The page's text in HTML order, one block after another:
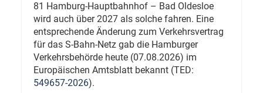
81 Hamburg-Hauptbahnhof – Bad Oldesloe
wird auch über 2027 als solche fahren. Eine
entsprechende Änderung zum Verkehrsvertrag
für das S-Bahn-Netz gab die Hamburger
Verkehrsbehörde heute (07.08.2026) im
Europäischen Amtsblatt bekannt (TED:
549657-2026).